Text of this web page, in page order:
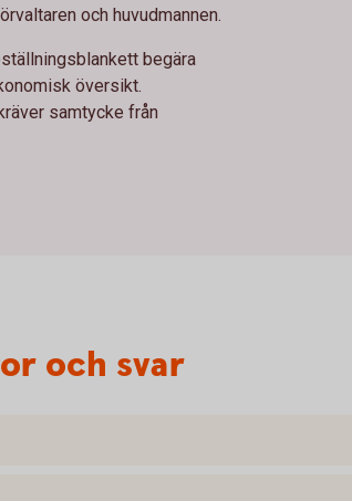
och huvudmannen.
begära
översikt.
samtycke från
och svar